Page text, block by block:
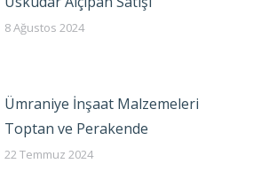
8 Ağustos 2024
Ümraniye İnşaat Malzemeleri
Toptan ve Perakende
22 Temmuz 2024